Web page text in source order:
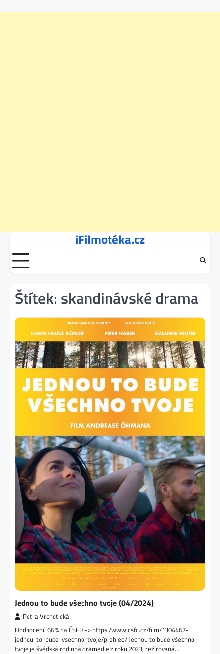
content
iFilmotéka.cz
Štítek: skandinávské drama
Jednou to bude všechno tvoje (04/2024)
Petra Vrchotická
Hodnocení: 66 % na ČSFD -> https://www.csfd.cz/film/1304467-
jednou-to-bude-vsechno-tvoje/prehled/ Jednou to bude všechno
tvoje je švédská rodinná dramedie z roku 2023, režírovaná…